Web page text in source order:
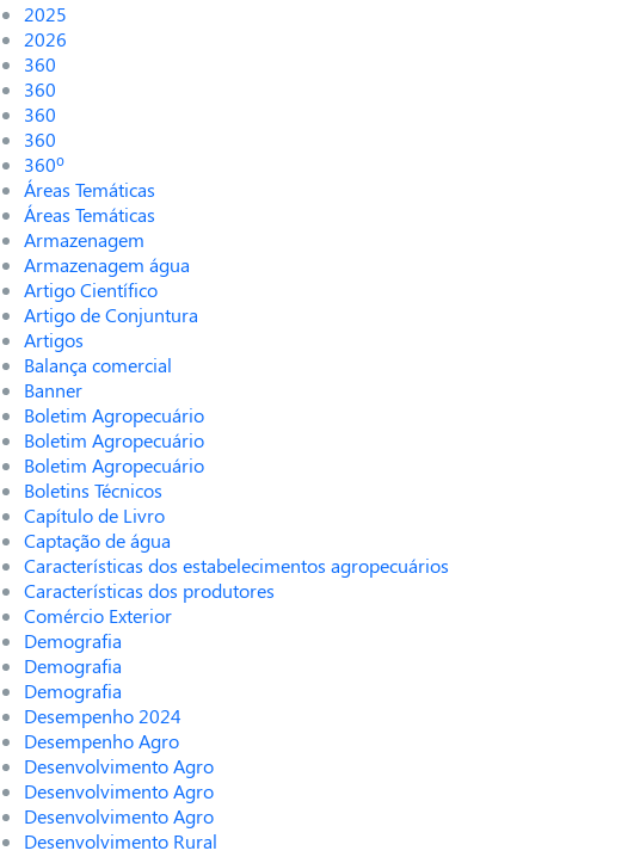
2025
2026
360
360
360
360
360º
Áreas Temáticas
Áreas Temáticas
Armazenagem
Armazenagem água
Artigo Científico
Artigo de Conjuntura
Artigos
Balança comercial
Banner
Boletim Agropecuário
Boletim Agropecuário
Boletim Agropecuário
Boletins Técnicos
Capítulo de Livro
Captação de água
Características dos estabelecimentos agropecuários
Características dos produtores
Comércio Exterior
Demografia
Demografia
Demografia
Desempenho 2024
Desempenho Agro
Desenvolvimento Agro
Desenvolvimento Agro
Desenvolvimento Agro
Desenvolvimento Rural